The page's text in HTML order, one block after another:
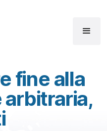
fine alla